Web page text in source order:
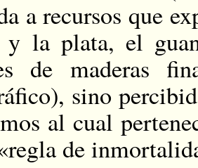
a recursos que
la plata, el
de maderas
sino
al cual
de